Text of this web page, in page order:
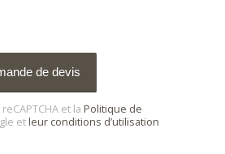
avec
reCAPTCHA. Le
actuellement pas